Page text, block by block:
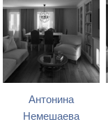
Антонина
Немешаева